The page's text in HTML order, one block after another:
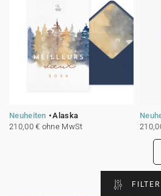
Neuheiten
Alaska
210,00 € ohne MwSt
FILTER